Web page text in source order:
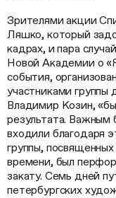
Зрителями акции
Ляшко, который
кадрах, и пара
Новой Академии о
события,
участниками группы
Владимир Козин,
результата. Важным
входили благодаря
группы,
времени, был
закату. Семь дней
петербургских